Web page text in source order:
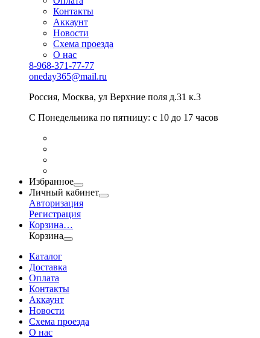
Контакты
Аккаунт
Новости
Схема проезда
О нас
8-968-371-77-77
oneday365@mail.ru
Россия, Москва, ул Верхние поля д.31 к.3
С Понедельника по пятницу: с 10 до 17 часов
Избранное
Личный кабинет
Авторизация
Регистрация
Корзина…
Корзина
Каталог
Доставка
Оплата
Контакты
Аккаунт
Новости
Схема проезда
О нас